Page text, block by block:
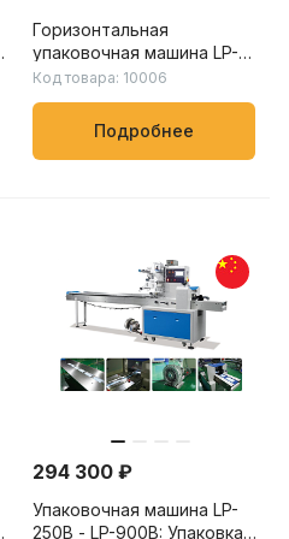
Горизонтальная
упаковочная машина LP-
450X – LP-900X: скорость
упаковки от 20 до 150
пакетов/мин, для упаковки
овощей, фруктов и других
продуктов
Код товара: 10006
Подробнее
294 300 ₽
Упаковочная машина LP-
250B - LP-900B: Упаковка